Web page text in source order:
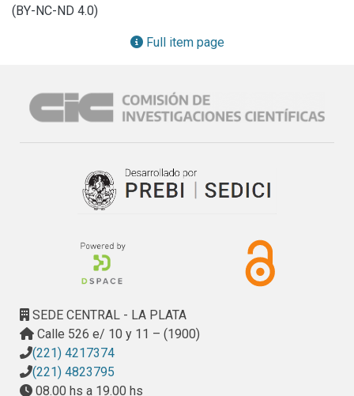
(BY-NC-ND 4.0)
Full item page
SEDE CENTRAL - LA PLATA
Calle 526 e/ 10 y 11 – (1900)
(221) 4217374
(221) 4823795
08.00 hs a 19.00 hs